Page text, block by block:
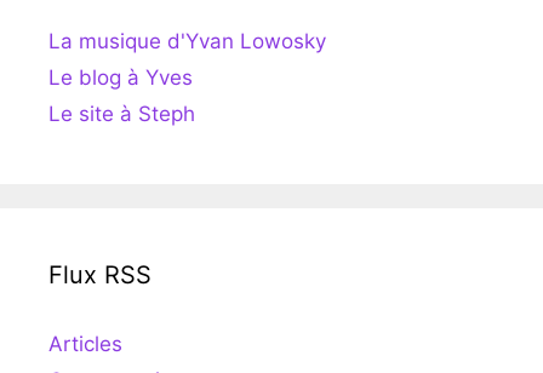
La musique d'Yvan Lowosky
Le blog à Yves
Le site à Steph
Flux RSS
Articles